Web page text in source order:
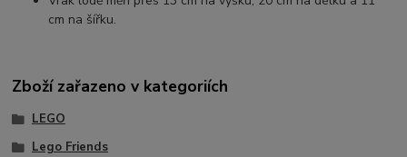
cm na šířku.
Zboží zařazeno v kategoriích
LEGO
Lego Friends